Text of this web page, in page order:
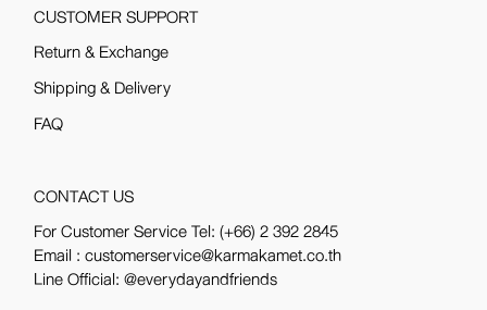
CUSTOMER SUPPORT
Return & Exchange
Shipping & Delivery
FAQ
CONTACT US
For Customer Service Tel:(+66) 2 392 2845
Email : customerservice@karmakamet.co.th
Line Official:@everydayandfriends